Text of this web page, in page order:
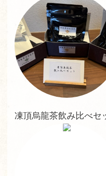
凍頂烏龍茶飲み比べセ